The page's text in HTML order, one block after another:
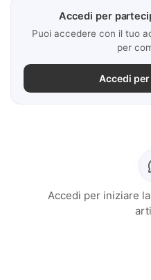
Accedi per
Puoi accedere con il tuo
per
Accedi
Accedi per iniziare